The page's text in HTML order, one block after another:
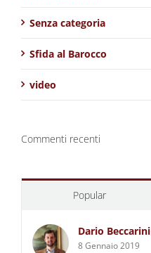
Senza categoria
Sfida al Barocco
video
Commenti recenti
Popular
Dario Beccarini
8 Gennaio 2019